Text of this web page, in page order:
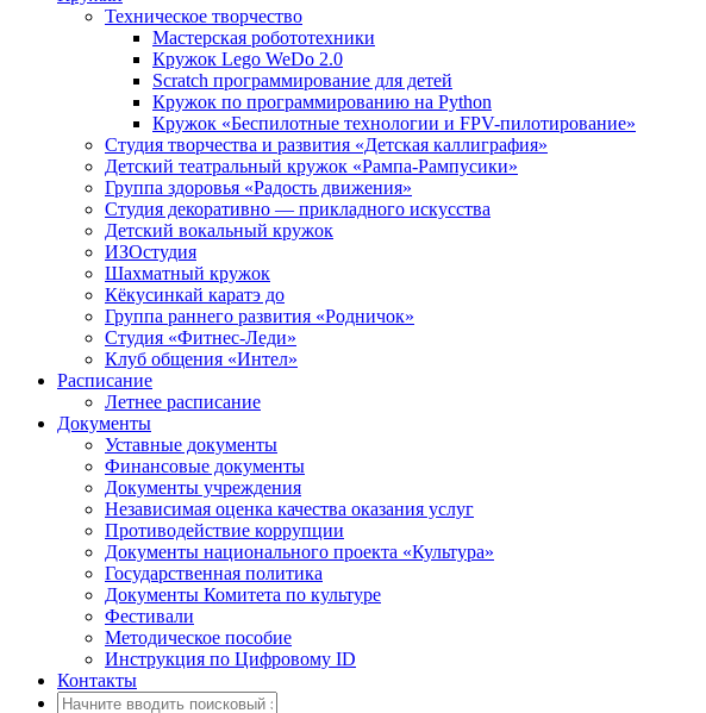
Техническое творчество
Мастерская робототехники
Кружок Lego WeDo 2.0
Scratch программирование для детей
Кружок по программированию на Python
Кружок «Беспилотные технологии и FPV-пилотирование»
Студия творчества и развития «Детская каллиграфия»
Детский театральный кружок «Рампа-Рампусики»
Группа здоровья «Радость движения»
Студия декоративно — прикладного искусства
Детский вокальный кружок
ИЗОстудия
Шахматный кружок
Кёкусинкай каратэ до
Группа раннего развития «Родничок»
Cтудия «Фитнес-Леди»
Клуб общения «Интел»
Расписание
Летнее расписание
Документы
Уставные документы
Финансовые документы
Документы учреждения
Независимая оценка качества оказания услуг
Противодействие коррупции
Документы национального проекта «Культура»
Государственная политика
Документы Комитета по культуре
Фестивали
Методическое пособие
Инструкция по Цифровому ID
Контакты